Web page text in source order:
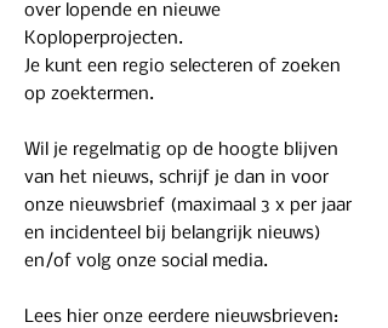
over lopende en nieuwe
Koploperprojecten.
Je kunt een regio selecteren of zoeken
op zoektermen.
Wil je regelmatig op de hoogte blijven
van het nieuws, schrijf je dan in voor
onze nieuwsbrief (maximaal 3 x per jaar
en incidenteel bij belangrijk nieuws)
en/of volg onze social media.
Lees hier onze eerdere nieuwsbrieven: